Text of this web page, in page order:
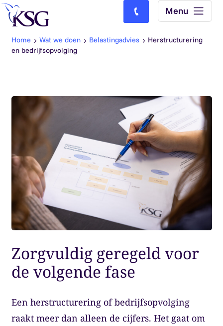
Skip to content
Bel ons: (0)77-4740000
Menu
Home Wat we doen Belastingadvies
Herstructurering
en bedrijfsopvolging
Zorgvuldig geregeld voor
de volgende fase
Een herstructurering of bedrijfsopvolging
raakt meer dan alleen de cijfers. Het gaat om